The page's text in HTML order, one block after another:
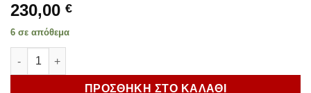
230,00 €
6 σε απόθεμα
Triumph Frame Protector Kit TigerSport 800 ποσότητα
ΠΡΟΣΘΗΚΗ ΣΤΟ ΚΑΛΑΘΙ